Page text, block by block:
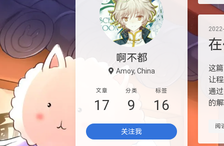
这
让
通
的
阅
啊不都
Amoy, China
文章
17
分类
9
标签
16
关注我